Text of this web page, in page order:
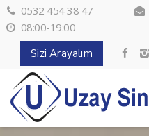
0532 454 38 47
08:00-19:00
Sizi Arayalım